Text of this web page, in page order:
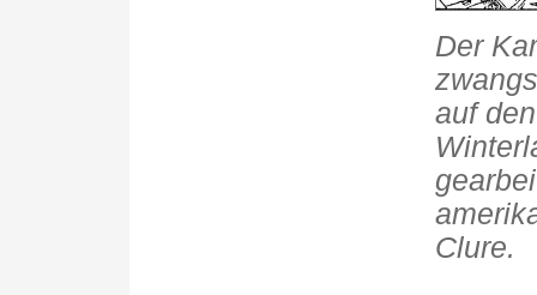
Der
auf
Clure.